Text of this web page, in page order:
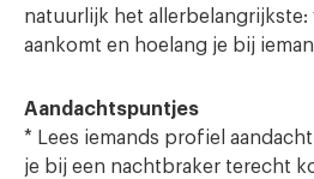
natuurlijk het allerbelangrijkste:
aankomt en hoelang je bij
Aandachtspuntjes
* Lees iemands profiel
je bij een nachtbraker terecht